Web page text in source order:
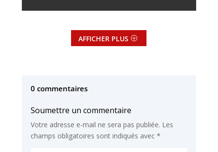
AFFICHER PLUS
0 commentaires
Soumettre un commentaire
Votre adresse e-mail ne sera pas publiée. Les
champs obligatoires sont indiqués avec *